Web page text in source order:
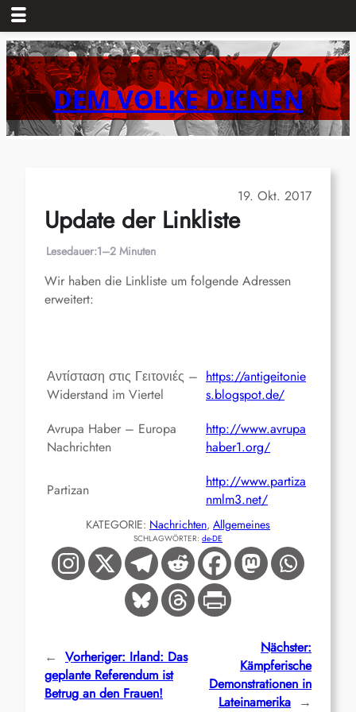
Zum
Inhalt
springenDEM VOLKE DIENEN
19. Okt. 2017
Update der Linkliste
Lesedauer:1–2 Minuten
Wir haben die Linkliste um folgende Adressen
erweitert:
Αντίσταση στις Γειτονιές –
Widerstand im Viertel
https://antigeitonie
s.blogspot.de/
Avrupa Haber – Europa
Nachrichten
http://www.avrupa
haber1.org/
Partizan
http://www.partiza
nmlm3.net/
KATEGORIE: Nachrichten, Allgemeines
SCHLAGWÖRTER: de-DE
← Vorheriger: Irland: Das
geplante Referendum ist
Betrug an den Frauen!
Nächster:
Kämpferische
Demonstrationen in
Lateinamerika →